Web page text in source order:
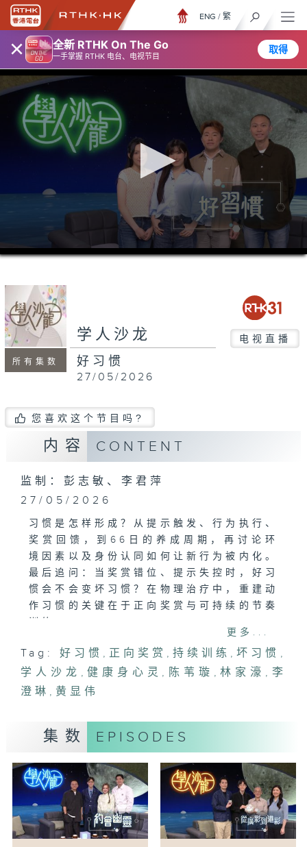
× 全新 RTHK On The Go
一手掌握 RTHK 电台、电视节目
取得
ENG / 繁
0
seconds
minutes,
second
所有集数
学人沙龙 电视直播
好习惯
27/05/2026
您喜欢这个节目吗?
内容 CONTENT
监制：彭志敏、李君萍
27/05/2026
习惯是怎样形成？从提示触发、行为执行、
奖赏回馈，到66日的养成周期，再讨论环
境因素以及身份认同如何让新行为被内化。
最后追问：当奖赏错位、提示失控时，好习
惯会不会变坏习惯？在物理治疗中，重建动
作习惯的关键在于正向奖赏与可持续的节奏
主持
陈苇璇(歌手)
林家濠(哲学讲师)
黄显伟(注册物理治疗师)
更多...
Tag: 好习惯 , 正向奖赏 , 持续训练 ,坏习惯 ,
学人沙龙 , 健康身心灵 , 陈苇璇 , 林家濠 , 李
澄琳 , 黄显伟
集数 EPISODES